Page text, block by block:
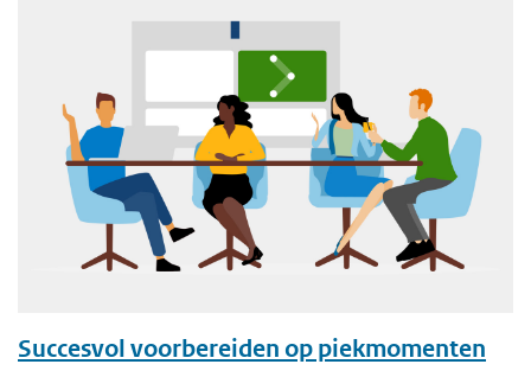
Succesvol voorbereiden op piekmomenten